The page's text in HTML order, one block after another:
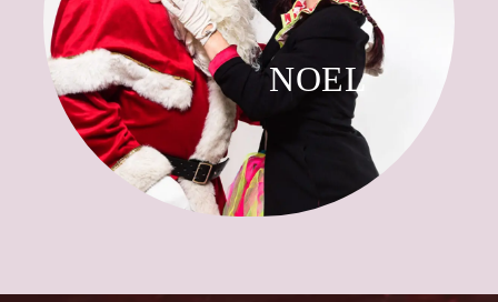
NOEL
Anita accueille à la fin de son spectacle le Père Noël
en chantant avec tous les enfants.
C'est la Magie de Noël assurée.